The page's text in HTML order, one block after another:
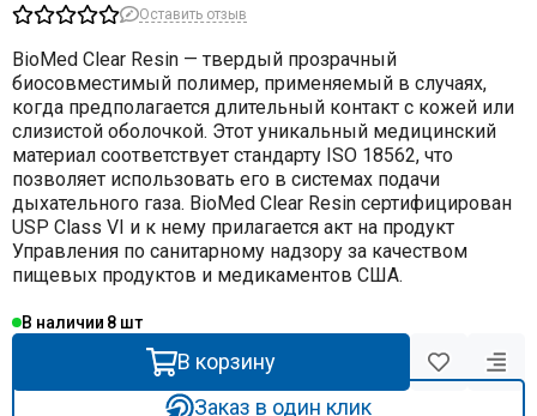
Оставить отзыв
BioMed Clear Resin — твердый прозрачный
биосовместимый полимер, применяемый в случаях,
когда предполагается длительный контакт с кожей или
слизистой оболочкой. Этот уникальный медицинский
материал соответствует стандарту ISO 18562, что
позволяет использовать его в системах подачи
дыхательного газа. BioMed Clear Resin сертифицирован
USP Class VI и к нему прилагается акт на продукт
Управления по санитарному надзору за качеством
пищевых продуктов и медикаментов США.
В наличии 8
В корзину
Заказ в один клик